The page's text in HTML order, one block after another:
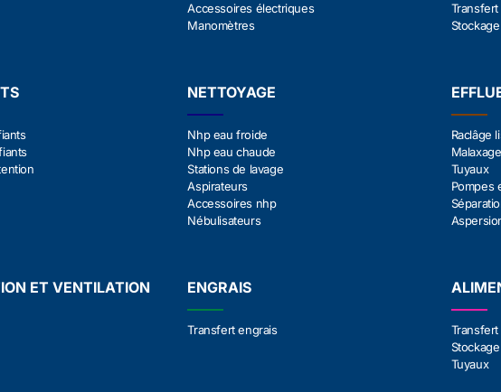
Accessoires électriques
Manomètres
NETTOYAGE
Nhp eau froide
Nhp eau chaude
Stations de lavage
Aspirateurs
Accessoires nhp
Nébulisateurs
Raclâge
Tuyaux
Pompes
ET VENTILATION ENGRAIS
Transfert engrais
Tuyaux